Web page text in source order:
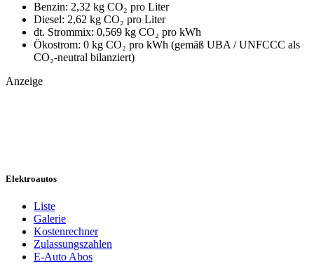
Benzin: 2,32 kg CO₂ pro Liter
Diesel: 2,62 kg CO₂ pro Liter
dt. Strommix: 0,569 kg CO₂ pro kWh
Ökostrom: 0 kg CO₂ pro kWh (gemäß UBA / UNFCCC als
CO₂-neutral bilanziert)
Anzeige
Elektroautos
Liste
Galerie
Kostenrechner
Zulassungszahlen
E-Auto Abos